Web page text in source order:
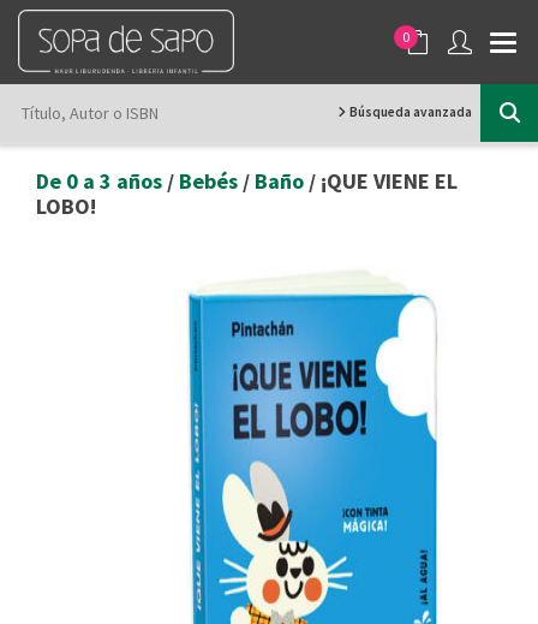
0
Búsqueda avanzada
De 0 a 3 años / Bebés / Baño / ¡QUE VIENE EL
LOBO!